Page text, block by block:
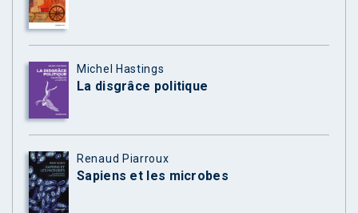
Michel Hastings
La disgrâce politique
Renaud Piarroux
Sapiens et les microbes